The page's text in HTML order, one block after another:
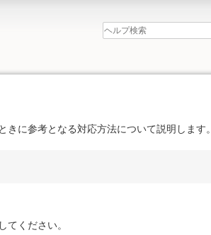
に参考となる対応方法について説明します。
てください。